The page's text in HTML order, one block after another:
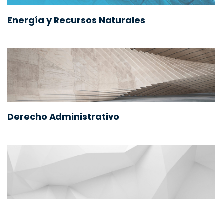
Energía y Recursos Naturales
Derecho Administrativo